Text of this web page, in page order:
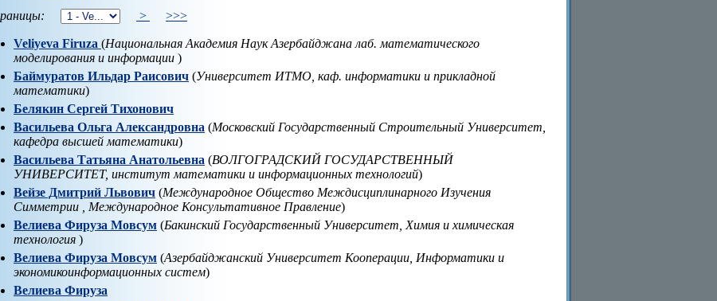
> >>>
Veliyeva Firuza (Национальная Академия Наук Азербайджана лаб. математического
моделирования и информации )
Баймуратов Ильдар Раисович (Университет ИТМО, каф. информатики и прикладной
математики)
Белякин Сергей Тихонович
Васильева Ольга Александровна (Московский Государственный Строительный Университет,
кафедра высшей математики)
Васильева Татьяна Анатольевна (ВОЛГОГРАДСКИЙ ГОСУДАРСТВЕННЫЙ
УНИВЕРСИТЕТ, институт математики и информационных технологий)
Вейзе Дмитрий Львович (Международное Общество Междисциплинарного Изучения
Симметрии , Международное Консультативное Правление)
Велиева Фируза Мовсум (Бакинский Государственный Университет, Химия и химическая
технология )
Велиева Фируза Мовсум (Азербайджанский Университет Кооперации, Информатики и
экономикоинформационных систем)
Велиева Фируза